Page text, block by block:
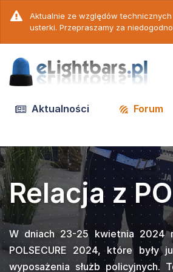
Aktualnie ze względów
usterki. Przepraszamy za
Aktualności Forum
odc. 18 -
N ver E
Wam wideoporadnik o
odc. 19 -
przedstawiających
z
25 kwietnia 2024 roku w
2024, które były już trzecią
służb policyjnych. Tegoroczna
Na
Strobos